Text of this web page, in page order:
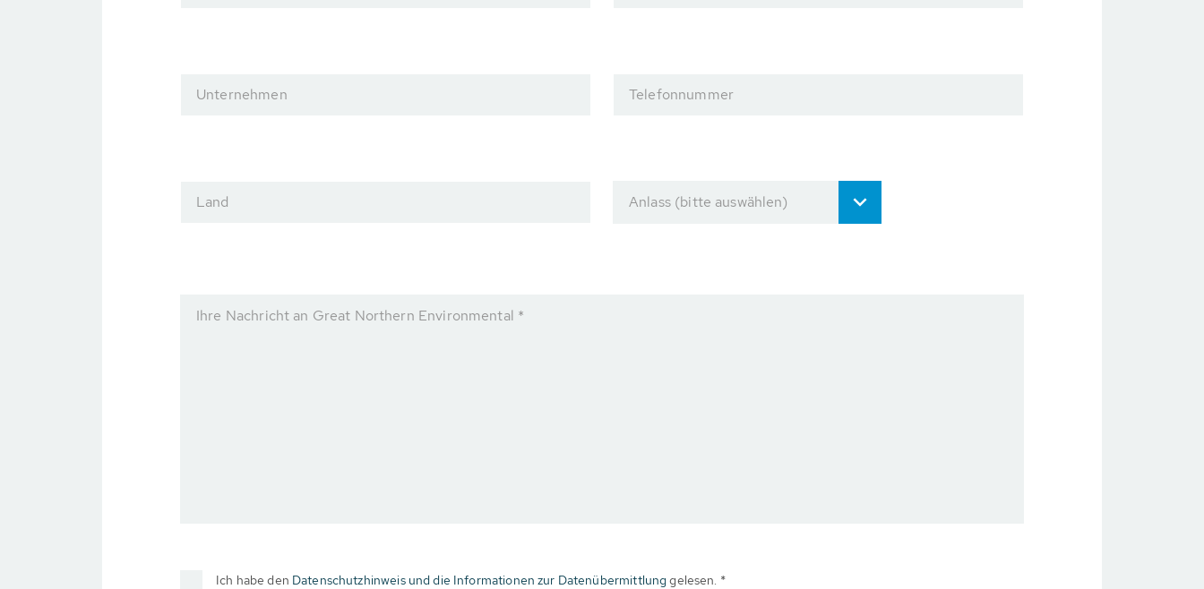
Unternehmen Telefonnummer
Land Anlass (bitte auswählen)
Ihre Nachricht an Great Northern Environmental *
Ich habe den Datenschutzhinweis und die Informationen zur Datenübermittlunggelesen. *